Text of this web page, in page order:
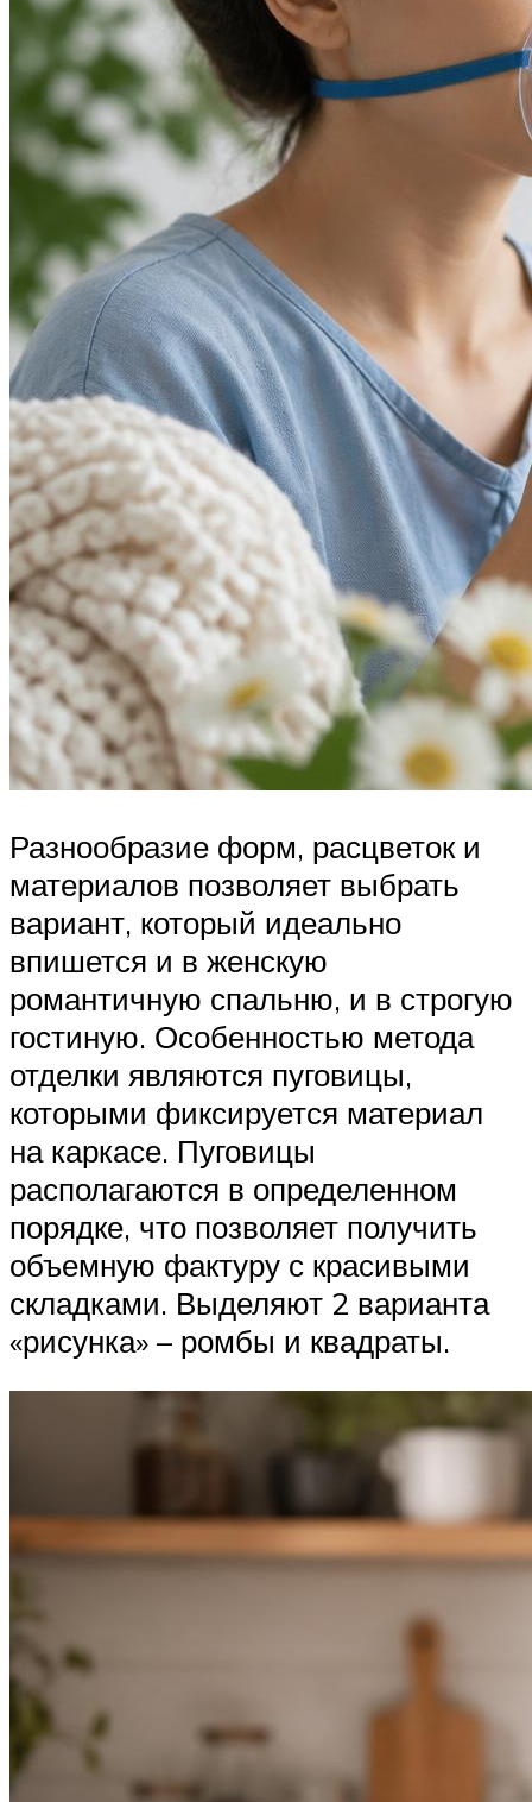
Разнообразие форм, расцветок и
материалов позволяет выбрать
вариант, который идеально
впишется и в женскую
романтичную спальню, и в строгую
гостиную. Особенностью метода
отделки являются пуговицы,
которыми фиксируется материал
на каркасе. Пуговицы
располагаются в определенном
порядке, что позволяет получить
объемную фактуру с красивыми
складками. Выделяют 2 варианта
«рисунка» – ромбы и квадраты.